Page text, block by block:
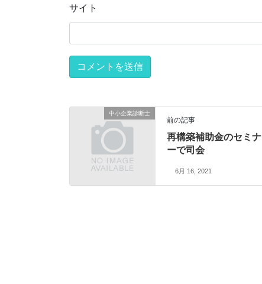
サイト
中小企業診断士
前の記事
再構築補助金のセミナ
ーで司会
6月 16, 2021